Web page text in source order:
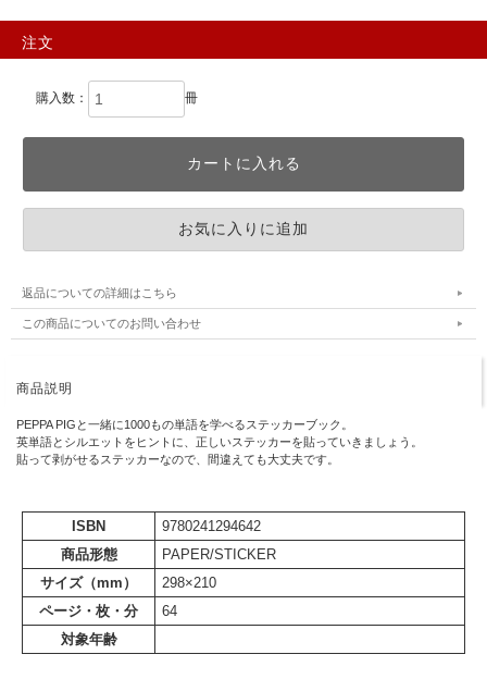
注文
購入数： 冊
返品についての詳細はこちら
この商品についてのお問い合わせ
商品説明
PEPPA PIGと一緒に1000もの単語を学べるステッカーブック。
英単語とシルエットをヒントに、正しいステッカーを貼っていきましょう。
貼って剥がせるステッカーなので、間違えても大丈夫です。
ISBN
9780241294642
商品形態
PAPER/STICKER
サイズ（mm）
298×210
ページ・枚・分
64
対象年齢